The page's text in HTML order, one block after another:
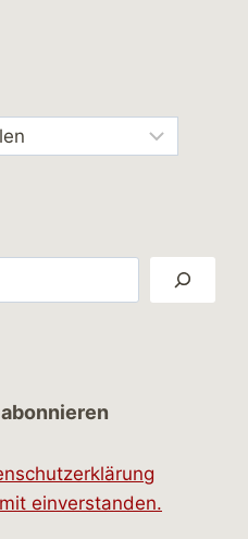
einverstanden.